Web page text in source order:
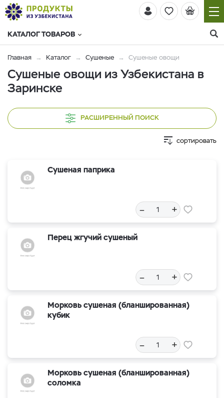
КАТАЛОГ ТОВАРОВ
Главная Каталог Сушеные Сушеные овощи
Сушеные овощи из Узбекистана в
Заринске
РАСШИРЕННЫЙ ПОИСК
сортировать
Сушеная паприка
– +
Перец жгучий сушеный
– +
Морковь сушеная (бланшированная)
кубик
– +
Морковь сушеная (бланшированная)
соломка